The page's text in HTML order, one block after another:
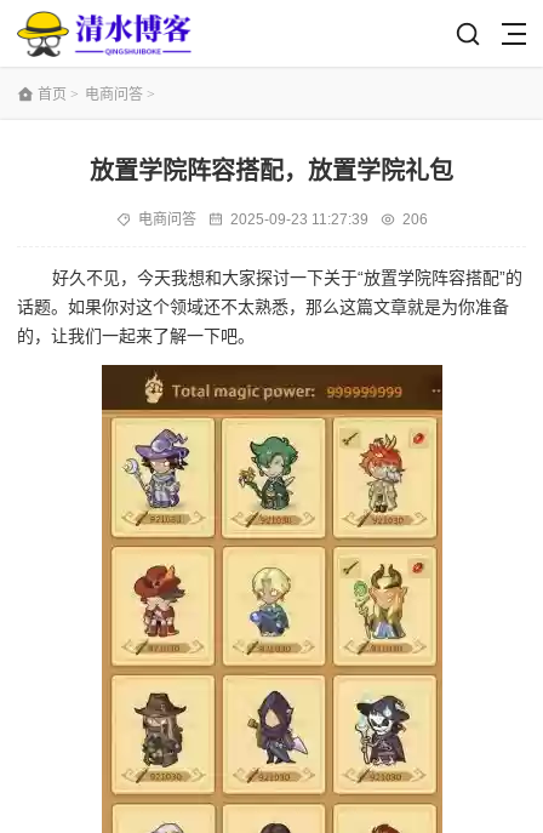
首页 > 电商问答 >
放置学院阵容搭配，放置学院礼包
电商问答 2025-09-23 11:27:39 206
好久不见，今天我想和大家探讨一下关于“放置学院阵容搭配”的
话题。如果你对这个领域还不太熟悉，那么这篇文章就是为你准备
的，让我们一起来了解一下吧。